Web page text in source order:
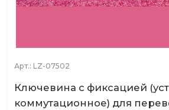
Арт.: LZ-07502
Ключевина с фиксацией
коммутационное) для